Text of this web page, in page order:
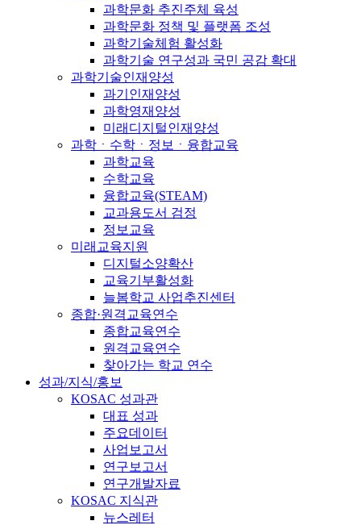
과학문화 추진주체 육성
과학문화 정책 및 플랫폼 조성
과학기술체험 활성화
과학기술 연구성과 국민 공감 확대
과학기술인재양성
과기인재양성
과학영재양성
미래디지털인재양성
과학ㆍ수학ㆍ정보ㆍ융합교육
과학교육
수학교육
융합교육(STEAM)
교과용도서 검정
정보교육
미래교육지원
디지털소양확산
교육기부활성화
늘봄학교 사업추진센터
종합·원격교육연수
종합교육연수
원격교육연수
찾아가는 학교 연수
성과/지식/홍보
KOSAC 성과관
대표 성과
주요데이터
사업보고서
연구보고서
연구개발자료
KOSAC 지식관
뉴스레터